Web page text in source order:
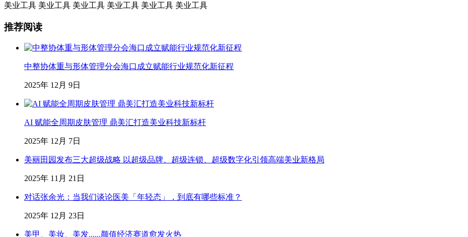
美业工具 美业工具 美业工具 美业工具 美业工具 美业工具
推荐阅读
中整协体重与形体管理分会海口成立赋能行业规范化新征程
2025年 12月 9日
AI 赋能全周期皮肤管理 鼎美汇打造美业科技新标杆
2025年 12月 7日
美丽田园发布三大超级战略 以超级品牌、超级连锁、超级数字化引领高端美业新格局
2025年 11月 21日
对话张余光：当我们谈论医美「年轻态」，到底有哪些标准？
2025年 12月 23日
美甲、美妆、美发......颜值经济赛道愈发火热